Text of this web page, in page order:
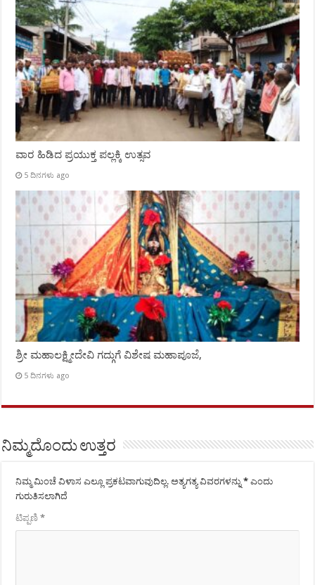
ವಾರ ಹಿಡಿದ ಪ್ರಯುಕ್ತ ಪಲ್ಲಕ್ಕಿ ಉತ್ಸವ
5 ದಿನಗಳು ago
ಶ್ರೀ ಮಹಾಲಕ್ಷ್ಮೀದೇವಿ ಗದ್ಗುಗೆ ವಿಶೇಷ ಮಹಾಪೂಜೆ,
5 ದಿನಗಳು ago
ನಿಮ್ಮದೊಂದು ಉತ್ತರ
ನಿಮ್ಮ ಮಿಂಚೆ ವಿಳಾಸ ಎಲ್ಲೂ ಪ್ರಕಟವಾಗುವುದಿಲ್ಲ. ಅತ್ಯಗತ್ಯ ವಿವರಗಳನ್ನು* ಎಂದು
ಗುರುತಿಸಲಾಗಿದೆ
ಟಿಪ್ಪಣಿ*